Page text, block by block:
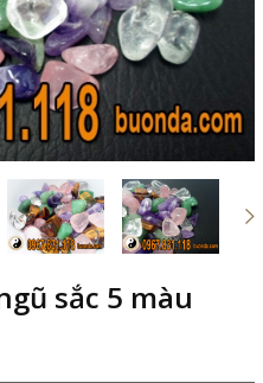
sắc 5 màu